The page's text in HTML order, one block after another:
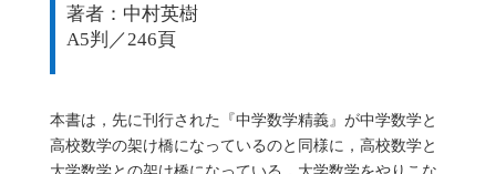
著者：中村英樹
A5判／246頁
本書は，先に刊行された『中学数学精義』が中学数学と
高校数学の架け橋になっているのと同様に，高校数学と